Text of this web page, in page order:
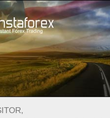
Швидке відкриття рахунку
Інвесторам